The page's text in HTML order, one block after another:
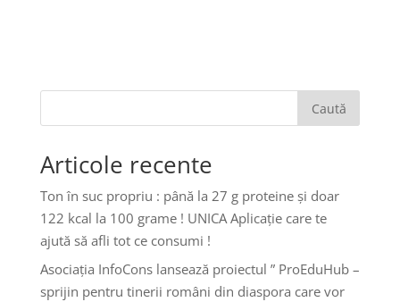
Caută
Articole recente
Ton în suc propriu : până la 27 g proteine și doar
122 kcal la 100 grame ! UNICA Aplicație care te
ajută să afli tot ce consumi !
Asociația InfoCons lansează proiectul ” ProEduHub –
sprijin pentru tinerii români din diaspora care vor